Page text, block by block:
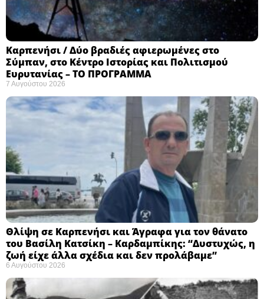
Καρπενήσι / Δύο βραδιές αφιερωμένες στο
Σύμπαν, στο Κέντρο Ιστορίας και Πολιτισμού
Ευρυτανίας – ΤΟ ΠΡΟΓΡΑΜΜΑ
7 Αυγούστου 2026
Θλίψη σε Καρπενήσι και Άγραφα για τον θάνατο
του Βασίλη Κατσίκη – Καρδαμπίκης: “Δυστυχώς, η
ζωή είχε άλλα σχέδια και δεν προλάβαμε”
6 Αυγούστου 2026